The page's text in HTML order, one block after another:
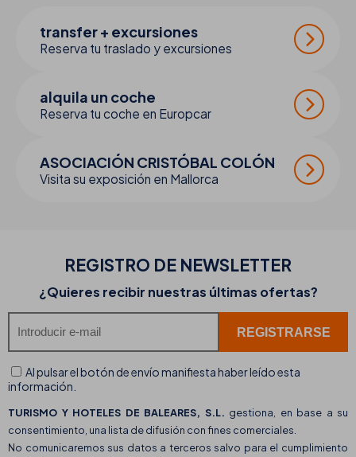
transfer + excursiones
Reserva tu traslado y excursiones
alquila un coche
Reserva tu coche en Europcar
ASOCIACIÓN CRISTÓBAL COLÓN
Visita su exposición en Mallorca
REGISTRO DE NEWSLETTER
¿Quieres recibir nuestras últimas ofertas?
Al pulsar el botón de envío manifiesta haber leído esta
información.
TURISMO Y HOTELES DE BALEARES, S.L. gestiona, en base a su
consentimiento, una lista de difusión con fines comerciales.
No comunicaremos sus datos a terceros salvo para el cumplimiento